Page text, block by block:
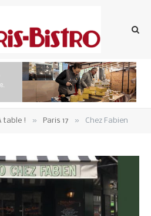
table ! » Paris 17 » Chez Fabien